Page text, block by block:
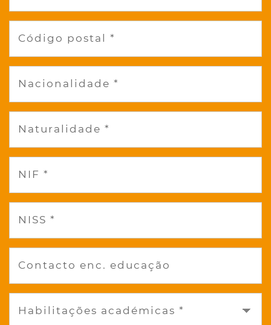
Código postal *
Nacionalidade *
Naturalidade *
NIF *
NISS *
Contacto enc. educação
Habilitações académicas *